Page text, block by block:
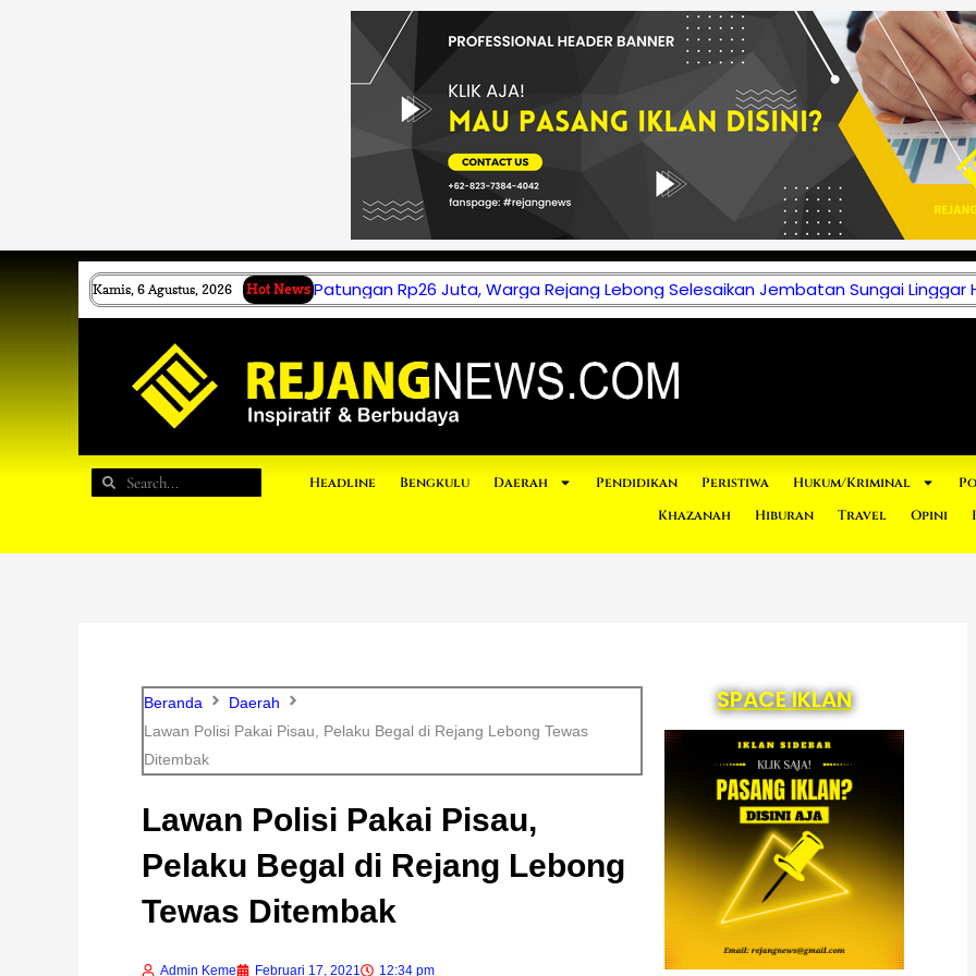
Kamis, 6 Agustus, 2026 Hot News Patungan Rp26 Juta, Warga Rejang Lebong Selesaikan Jembatan Sungai Linggar
Search
Search Headline Bengkulu Daerah Pendidikan Peristiwa Hukum/Kriminal
Khazanah
Hiburan Travel Opini
Beranda
Daerah
Lawan Polisi Pakai Pisau, Pelaku Begal di Rejang Lebong Tewas
Ditembak
Lawan Polisi Pakai Pisau,
Pelaku Begal di Rejang Lebong
Tewas Ditembak
Admin Keme Februari 17, 2021 12:34 pm
SPACE IKLAN